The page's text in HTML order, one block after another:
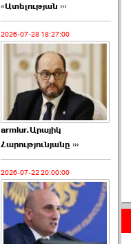
«Ատելության ›››
2026-07-28 18:27:00
armlur.Արայիկ
Հարությունյանը ›››
2026-07-22 20:00:00